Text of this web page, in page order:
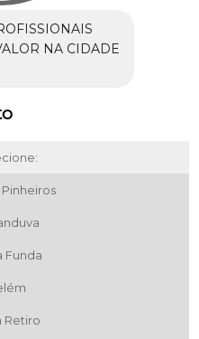
NA CIDADE
Funda
Retiro